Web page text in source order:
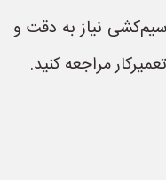
نیاز به دقت و
مراجعه کنید.